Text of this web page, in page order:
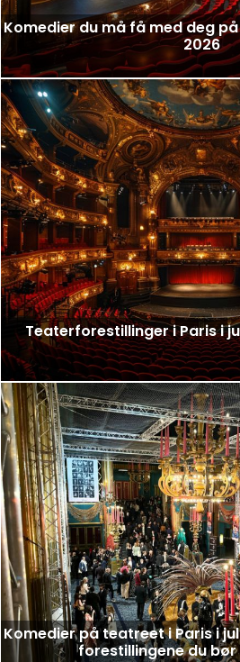
Komedier du må få med deg
2026
Teaterforestillinger i Paris i
Komedier på teatreet i Paris i
forestillingene du